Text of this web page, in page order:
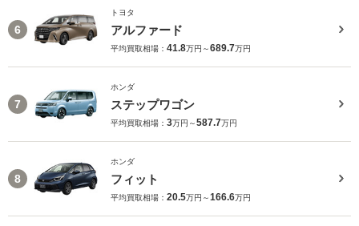
6
トヨタ
アルファード
平均買取相場： 41.8万円～689.7万円
7
ホンダ
ステップワゴン
平均買取相場： 3万円～587.7万円
8
ホンダ
フィット
平均買取相場： 20.5万円～166.6万円